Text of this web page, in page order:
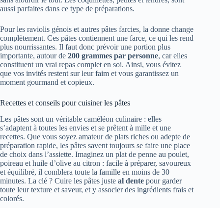
aussi parfaites dans ce type de préparations.
Pour les raviolis génois et autres pâtes farcies, la donne change
complètement. Ces pâtes contiennent une farce, ce qui les rend
plus nourrissantes. Il faut donc prévoir une portion plus
importante, autour de 200 grammes par personne, car elles
constituent un vrai repas complet en soi. Ainsi, vous évitez
que vos invités restent sur leur faim et vous garantissez un
moment gourmand et copieux.
Recettes et conseils pour cuisiner les pâtes
Les pâtes sont un véritable caméléon culinaire : elles
s’adaptent à toutes les envies et se prêtent à mille et une
recettes. Que vous soyez amateur de plats riches ou adepte de
préparation rapide, les pâtes savent toujours se faire une place
de choix dans l’assiette. Imaginez un plat de penne au poulet,
poireau et huile d’olive au citron : facile à préparer, savoureux
et équilibré, il comblera toute la famille en moins de 30
minutes. La clé ? Cuire les pâtes juste al dente pour garder
toute leur texture et saveur, et y associer des ingrédients frais et
colorés.